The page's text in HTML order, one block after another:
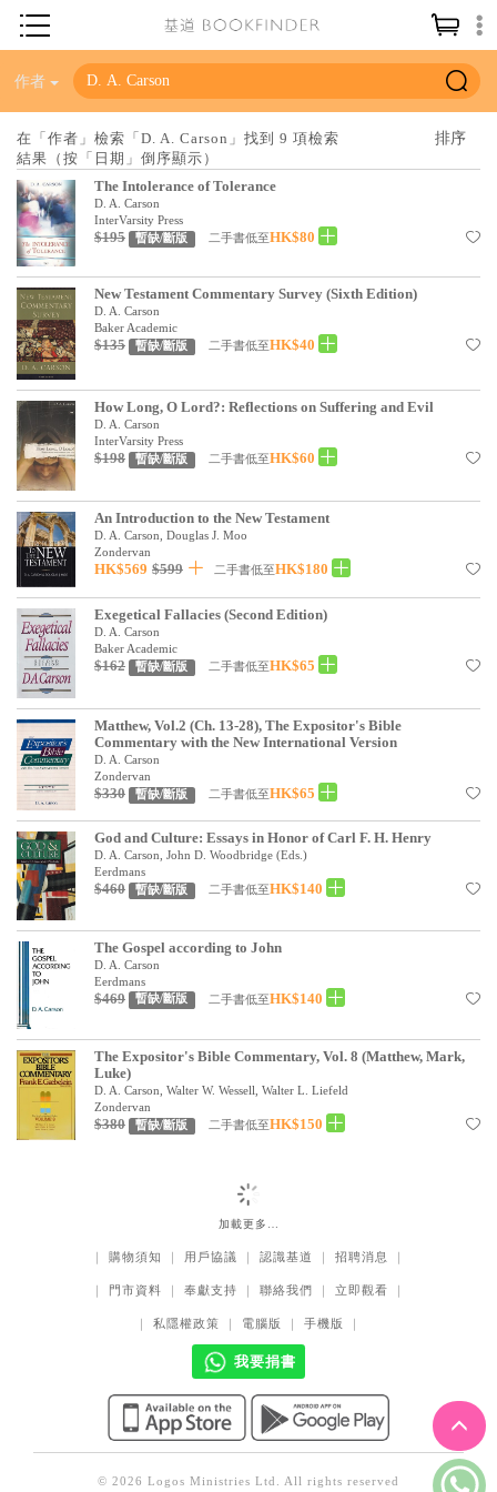
神學／教義
聖經
信仰入門
教會歷史
靈修／禱告
信徒生活
教會事工
分齡牧養
社會／倫理
哲學／宗教比較
見證／傳記
文藝／勵志
童書
精選影音
其他
禮品專區
得獎作品推介
暢銷榜
中文二手書
英文二手書
精選英文書
電子書
基道 Top 50
作者
在「作者」檢索「D. A. Carson」找到 9 項檢索
結果（按「日期」倒序顯示）
The Intolerance of Tolerance
D. A. Carson
InterVarsity Press
$195 暫缺/斷版 二手書低至HK$80
New Testament Commentary Survey (Sixth Edition)
D. A. Carson
Baker Academic
$135 暫缺/斷版 二手書低至HK$40
How Long, O Lord?: Reflections on Suffering and Evil
D. A. Carson
InterVarsity Press
$198 暫缺/斷版 二手書低至HK$60
An Introduction to the New Testament
D. A. Carson, Douglas J. Moo
Zondervan
HK$569 $599 二手書低至HK$180
Exegetical Fallacies (Second Edition)
D. A. Carson
Baker Academic
$162 暫缺/斷版 二手書低至HK$65
Matthew, Vol.2 (Ch. 13-28), The Expositor's Bible
Commentary with the New International Version
D. A. Carson
Zondervan
$330 暫缺/斷版 二手書低至HK$65
God and Culture: Essays in Honor of Carl F. H. Henry
D. A. Carson, John D. Woodbridge (Eds.)
Eerdmans
$460 暫缺/斷版 二手書低至HK$140
The Gospel according to John
D. A. Carson
Eerdmans
$469 暫缺/斷版 二手書低至HK$140
The Expositor's Bible Commentary, Vol. 8 (Matthew, Mark,
Luke)
D. A. Carson, Walter W. Wessell, Walter L. Liefeld
Zondervan
$380 暫缺/斷版 二手書低至HK$150
加載更多…
｜ 購物須知 ｜ 用戶協議 ｜ 認識基道 ｜ 招聘消息 ｜
｜ 門市資料 ｜ 奉獻支持 ｜ 聯絡我們 ｜ 立即觀看 ｜
｜ 私隱權政策 ｜ 電腦版 ｜ 手機版 ｜
我要捐書
© 2026 Logos Ministries Ltd. All rights reserved